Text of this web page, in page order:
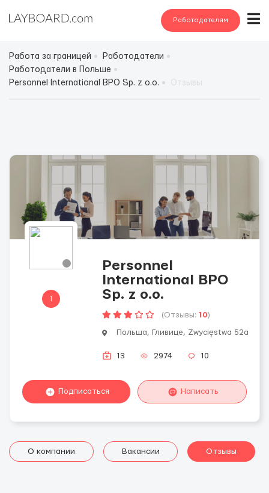
Работодателям
Работа за границей
Работодатели
Работодатели в Польше
Personnel International BPO Sp. z o.o.
1
Personnel
International BPO
Sp. z o.o.
(Отзывы: 10)
Польша, Гливице, Zwycięstwa 52a
13 2974 10
Подписаться Написать
О компании Вакансии Отзывы